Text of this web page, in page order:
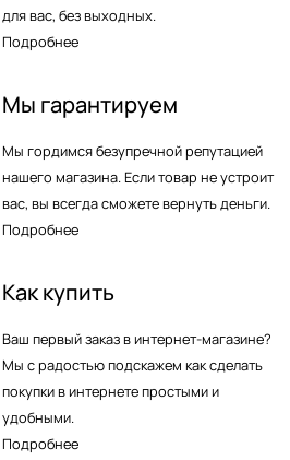
для вас, без выходных.
Подробнее
Мы гарантируем
Мы гордимся безупречной репутацией
нашего магазина. Если товар не устроит
вас, вы всегда сможете вернуть деньги.
Подробнее
Как купить
Ваш первый заказ в интернет-магазине?
Мы с радостью подскажем как сделать
покупки в интернете простыми и
удобными.
Подробнее